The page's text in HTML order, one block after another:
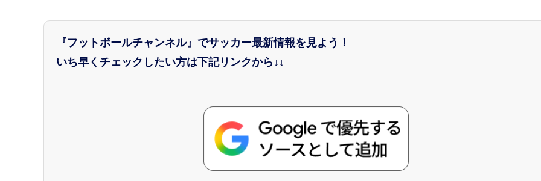
『フットボールチャンネル』でサッカー最新情報を見よう！
いち早くチェックしたい方は下記リンクから↓↓